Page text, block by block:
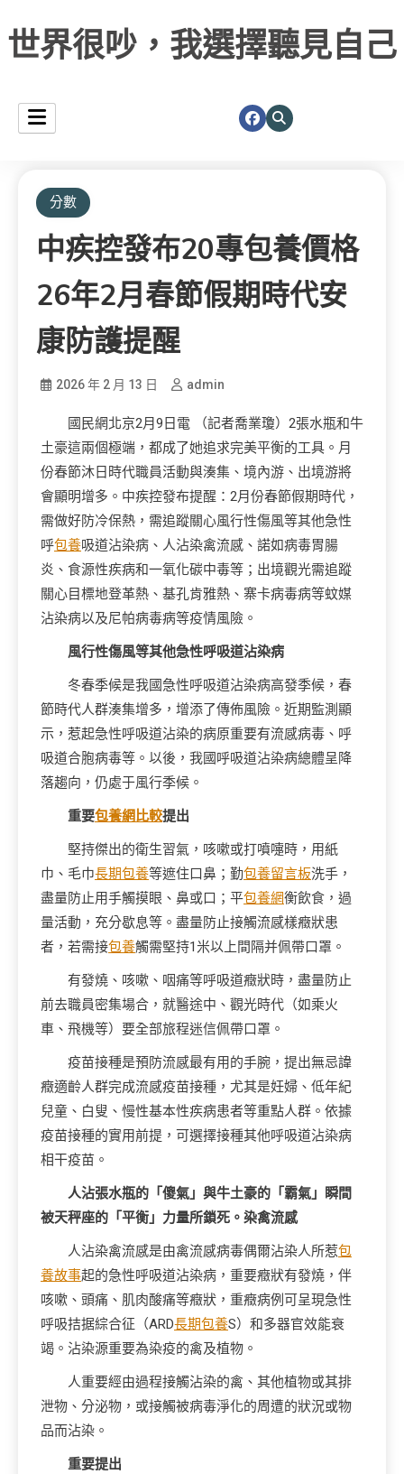
世界很吵，我選擇聽見自己
分數
中疾控發布20專包養價格
26年2月春節假期時代安
康防護提醒
2026 年 2 月 13 日 admin
國民網北京2月9日電 （記者喬業瓊）2張水瓶和牛
土豪這兩個極端，都成了她追求完美平衡的工具。月
份春節沐日時代職員活動與湊集、境內游、出境游將
會顯明增多。中疾控發布提醒：2月份春節假期時代，
需做好防冷保熱，需追蹤關心風行性傷風等其他急性
呼包養吸道沾染病、人沾染禽流感、諾如病毒胃腸
炎、食源性疾病和一氧化碳中毒等；出境觀光需追蹤
關心目標地登革熱、基孔肯雅熱、寨卡病毒病等蚊媒
沾染病以及尼帕病毒病等疫情風險。
風行性傷風等其他急性呼吸道沾染病
冬春季候是我國急性呼吸道沾染病高發季候，春
節時代人群湊集增多，增添了傳佈風險。近期監測顯
示，惹起急性呼吸道沾染的病原重要有流感病毒、呼
吸道合胞病毒等。以後，我國呼吸道沾染病總體呈降
落趨向，仍處于風行季候。
重要包養網比較提出
堅持傑出的衛生習氣，咳嗽或打噴嚏時，用紙
巾、毛巾長期包養等遮住口鼻；勤包養留言板洗手，
盡量防止用手觸摸眼、鼻或口；平包養網衡飲食，過
量活動，充分歇息等。盡量防止接觸流感樣癥狀患
者，若需接包養觸需堅持1米以上間隔并佩帶口罩。
有發燒、咳嗽、咽痛等呼吸道癥狀時，盡量防止
前去職員密集場合，就醫途中、觀光時代（如乘火
車、飛機等）要全部旅程迷信佩帶口罩。
疫苗接種是預防流感最有用的手腕，提出無忌諱
癥適齡人群完成流感疫苗接種，尤其是妊婦、低年紀
兒童、白叟、慢性基本性疾病患者等重點人群。依據
疫苗接種的實用前提，可選擇接種其他呼吸道沾染病
相干疫苗。
人沾張水瓶的「傻氣」與牛土豪的「霸氣」瞬間
被天秤座的「平衡」力量所鎖死。染禽流感
人沾染禽流感是由禽流感病毒偶爾沾染人所惹包
養故事起的急性呼吸道沾染病，重要癥狀有發燒，伴
咳嗽、頭痛、肌肉酸痛等癥狀，重癥病例可呈現急性
呼吸拮据綜合征（ARD長期包養S）和多器官效能衰
竭。沾染源重要為染疫的禽及植物。
人重要經由過程接觸沾染的禽、其他植物或其排
泄物、分泌物，或接觸被病毒淨化的周遭的狀況或物
品而沾染。
重要提出